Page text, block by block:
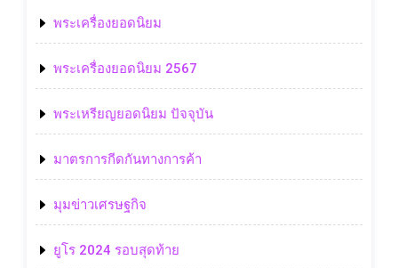
พระเครื่องยอดนิยม
พระเครื่องยอดนิยม 2567
พระเหรียญยอดนิยม ปัจจุบัน
มาตรการกีดกันทางการค้า
มุมข่าวเศรษฐกิจ
ยูโร 2024 รอบสุดท้าย